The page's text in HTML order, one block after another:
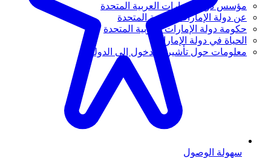
مؤسس دولة الإمارات العربية المتحدة
عن دولة الإمارات العربية المتحدة
حكومة دولة الإمارات العربية المتحدة
الحياة في دولة الإمارات
معلومات حول تأشيرة الدخول إلى الدولة
سهولة الوصول